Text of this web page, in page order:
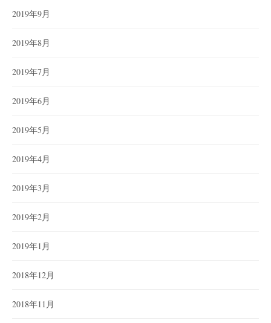
2019年9月
2019年8月
2019年7月
2019年6月
2019年5月
2019年4月
2019年3月
2019年2月
2019年1月
2018年12月
2018年11月